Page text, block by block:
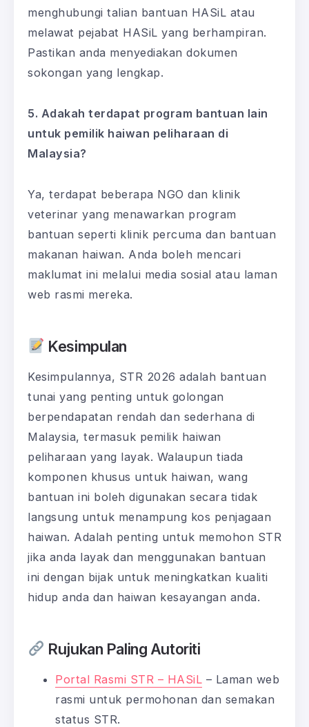
menghubungi talian bantuan HASiL atau
melawat pejabat HASiL yang berhampiran.
Pastikan anda menyediakan dokumen
sokongan yang lengkap.
5. Adakah terdapat program bantuan lain
untuk pemilik haiwan peliharaan di
Malaysia?
Ya, terdapat beberapa NGO dan klinik
veterinar yang menawarkan program
bantuan seperti klinik percuma dan bantuan
makanan haiwan. Anda boleh mencari
maklumat ini melalui media sosial atau laman
web rasmi mereka.
Kesimpulan
Kesimpulannya, STR 2026 adalah bantuan
tunai yang penting untuk golongan
berpendapatan rendah dan sederhana di
Malaysia, termasuk pemilik haiwan
peliharaan yang layak. Walaupun tiada
komponen khusus untuk haiwan, wang
bantuan ini boleh digunakan secara tidak
langsung untuk menampung kos penjagaan
haiwan. Adalah penting untuk memohon STR
jika anda layak dan menggunakan bantuan
ini dengan bijak untuk meningkatkan kualiti
hidup anda dan haiwan kesayangan anda.
Rujukan Paling Autoriti
Portal Rasmi STR – HASiL – Laman web
rasmi untuk permohonan dan semakan
status STR.